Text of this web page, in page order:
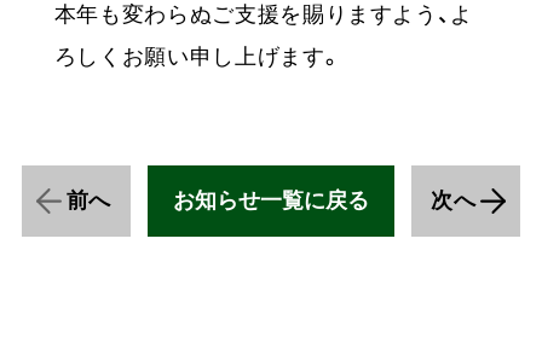
本年も変わらぬご支援を賜りますよう、よ
ろしくお願い申し上げます。
前へ 次へ
お知らせ一覧に戻る